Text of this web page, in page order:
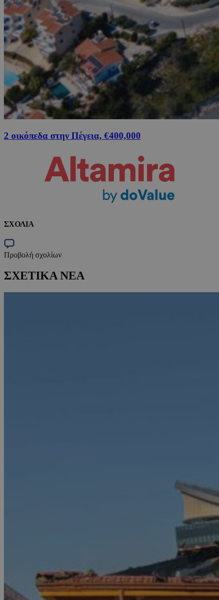
2 οικόπεδα στην Πέγεια, €400,000
ΣΧΟΛΙΑ
Προβολή σχολίων
ΣΧΕΤΙΚΑ ΝΕΑ